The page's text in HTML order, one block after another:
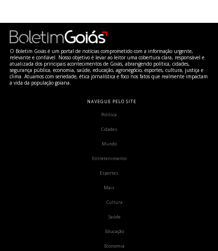
O Boletim Goiás é um portal de notícias comprometido com a informação urgente,
relevante e confiável. Nosso objetivo é levar ao leitor uma cobertura clara, responsável e
atualizada dos principais acontecimentos de Goiás, abrangendo política, cidades,
segurança pública, economia, saúde, educação, agronegócio, esportes, cultura, justiça e
clima. Atuamos com seriedade, ética jornalística e foco nos fatos que realmente impactam
a vida da população goiana.
NAVEGUE PELO SITE
Política
Cidades
Mundo
Entretenimento
Esportes
Mais
Cultura
Saúde
Educação
Economia